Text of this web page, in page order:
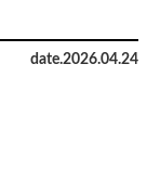
date.2026.04.24